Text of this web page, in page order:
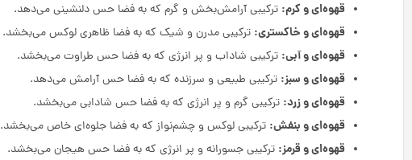
قهوه‌ای و کرم: ترکیبی آرامش‌بخش و گرم که به فضا حس دلنشینی می‌دهد.
قهوه‌ای و خاکستری: ترکیبی مدرن و شیک که به فضا ظاهری لوکس می‌بخشد.
قهوه‌ای و آبی: ترکیبی شاداب و پر انرژی که به فضا حس طراوت می‌بخشد.
قهوه‌ای و سبز: ترکیبی طبیعی و سرزنده که به فضا حس آرامش می‌دهد.
قهوه‌ای و زرد: ترکیبی گرم و پر انرژی که به فضا حس شادابی می‌بخشد.
قهوه‌ای و بنفش: ترکیبی لوکس و چشم‌نواز که به فضا جلوه‌ای خاص می‌بخشد.
قهوه‌ای و قرمز: ترکیبی جسورانه و پر انرژی که به فضا حس هیجان می‌بخشد.